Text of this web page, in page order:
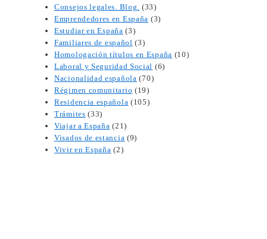
Consejos legales. Blog. (33)
Emprendedores en España (3)
Estudiar en España (3)
Familiares de español (3)
Homologación títulos en España (10)
Laboral y Seguridad Social (6)
Nacionalidad española (70)
Régimen comunitario (19)
Residencia española (105)
Trámites (33)
Viajar a España (21)
Visados de estancia (9)
Vivir en España (2)